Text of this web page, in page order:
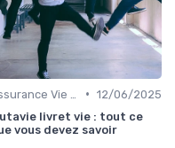
• 12/06/2025
livret vie : tout ce
vous devez savoir